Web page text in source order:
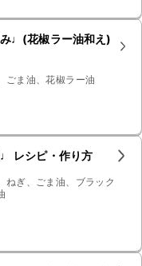
♩(花椒ラー油和え)
ごま油、花椒ラー油
レシピ・作り方
ねぎ、ごま油、ブラック